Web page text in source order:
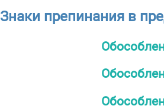
Знаки препинания в